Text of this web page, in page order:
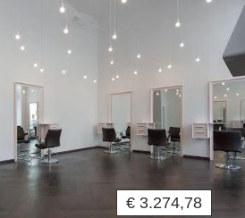
€ 3.274,78